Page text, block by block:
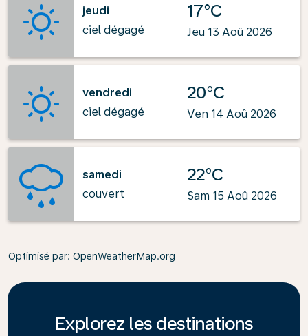
jeudi
ciel dégagé
17°C
Jeu 13 Aoû 2026
vendredi
ciel dégagé
20°C
Ven 14 Aoû 2026
samedi
couvert
22°C
Sam 15 Aoû 2026
Optimisé par: OpenWeatherMap.org
Explorez les destinations